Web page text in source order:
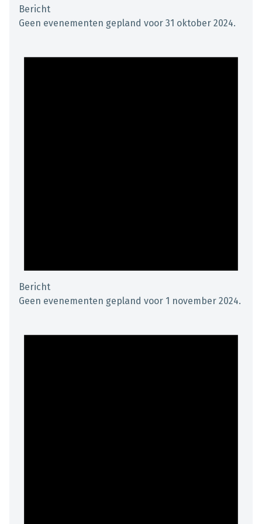
Bericht
Geen evenementen gepland voor 31 oktober 2024.
Bericht
Geen evenementen gepland voor 1 november 2024.